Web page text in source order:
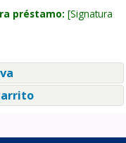
préstamo: Signatura